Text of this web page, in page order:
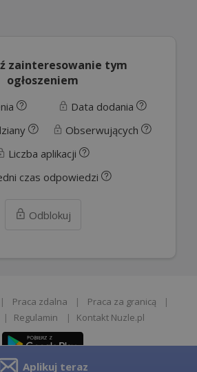
Aplikuj teraz
zainteresowanie tym
ogłoszeniem
Data dodania
Obserwujących
Liczba aplikacji
czas odpowiedzi
Odblokuj
| Praca zdalna | Praca za granicą
|
| Regulamin | Kontakt Nuzle.pl